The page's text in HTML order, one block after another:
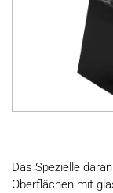
Das Spezielle
Oberflächen mit